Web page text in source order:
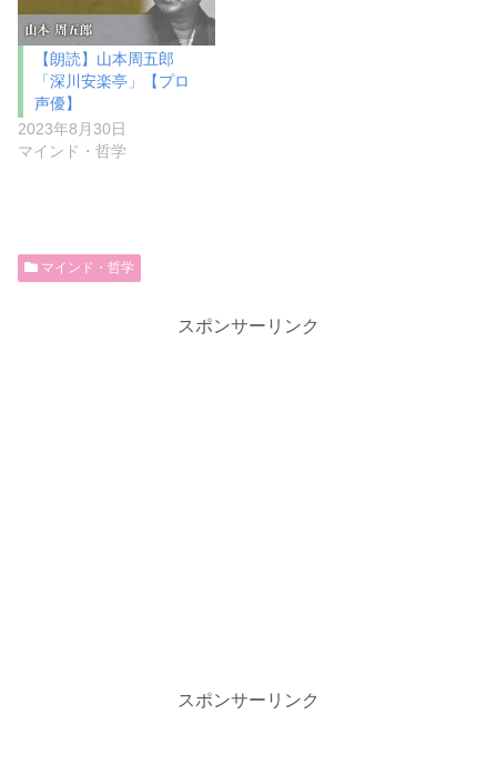
【朗読】山本周五郎
「深川安楽亭」【プロ
声優】
2023年8月30日
マインド・哲学
マインド・哲学
スポンサーリンク
スポンサーリンク